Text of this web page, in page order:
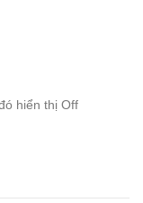
hiển thị Off